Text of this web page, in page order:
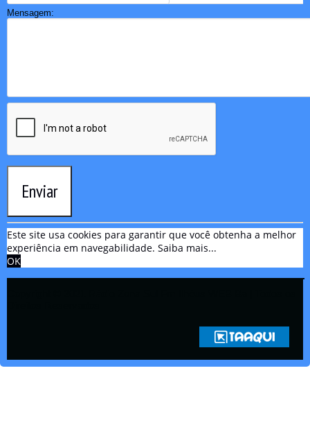
Mensagem:
Enviar
Este site usa cookies para garantir que você obtenha a melhor
experiência em navegabilidade. Saiba mais...
OK